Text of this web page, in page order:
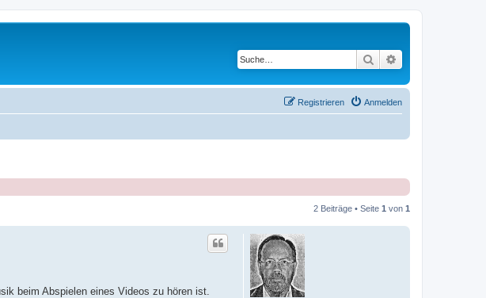
Suche
Anmelden
Registrieren
2 Beiträge • Seite 1 von 1
beim Abspielen eines Videos zu hören ist.